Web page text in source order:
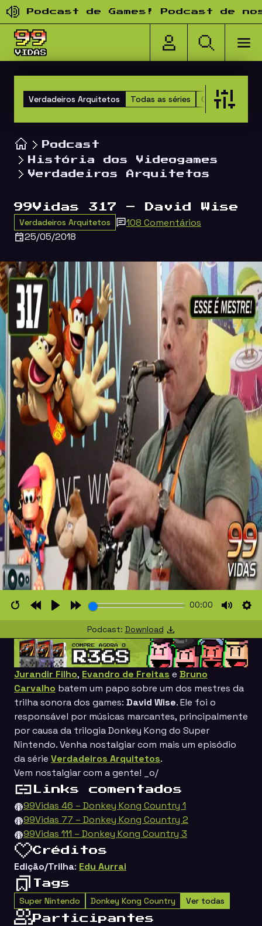
Pular para o conteúdode Games! Podcast de
Todas as séries Clones
Verdadeiros Arquitetos
Podcast
História dos Videogames
Verdadeiros Arquitetos
99Vidas 317 – David Wise
Verdadeiros Arquitetos
108 Comentários
25/05/2018
RestartRewind
PlayForward
10s
00:00
Mute
Podcast: Download
Jurandir Filho, Evandro de Freitas e Bruno
Carvalho batem um papo sobre um dos mestres da
trilha sonora dos games: David Wise. Ele foi o
responsável por músicas marcantes, principalmente
por causa da trilogiaDonkey Kong do Super
Nintendo. Venha nostalgiar com mais um episódio
da série Verdadeiros Arquitetos.
Vem nostalgiar com a gente! _o/
Links comentados
99Vidas 46 – Donkey Kong Country 1
99Vidas 77 – Donkey Kong Country 2
99Vidas 111 – Donkey Kong Country 3
Créditos
Edição/Trilha: Edu Aurrai
Tags
Super Nintendo Donkey Kong Country Ver todas
Participantes